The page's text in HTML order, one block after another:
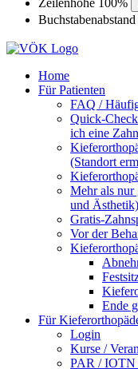
Zeilenhöhe 100%
Buchstabenabstand
Home
Für Patienten
FAQ /
Quick-
ich eine
(Standort
Mehr als nur
und Ästhetik)
Gratis-
Vor der
Ende
Für
Login
Kurse /
PAR / IOTN